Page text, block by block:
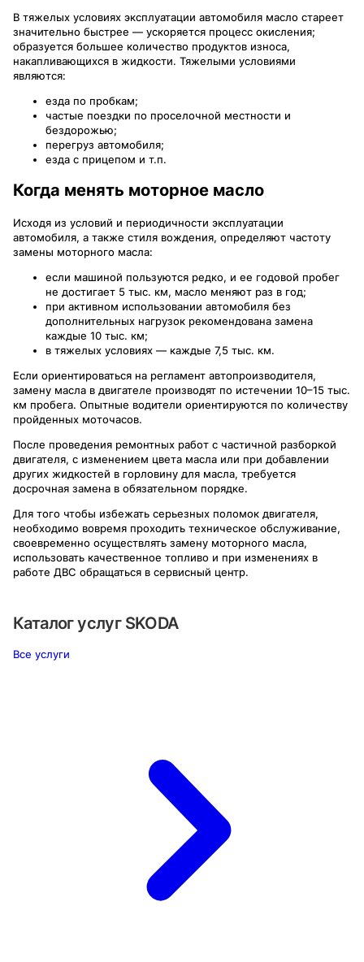
В тяжелых условиях эксплуатации автомобиля масло стареет
значительно быстрее — ускоряется процесс окисления;
образуется большее количество продуктов износа,
накапливающихся в жидкости. Тяжелыми условиями
являются:
езда по пробкам;
частые поездки по проселочной местности и
бездорожью;
перегруз автомобиля;
езда с прицепом и т.п.
Когда менять моторное масло
Исходя из условий и периодичности эксплуатации
автомобиля, а также стиля вождения, определяют частоту
замены моторного масла:
если машиной пользуются редко, и ее годовой пробег
не достигает 5 тыс. км, масло меняют раз в год;
при активном использовании автомобиля без
дополнительных нагрузок рекомендована замена
каждые 10 тыс. км;
в тяжелых условиях — каждые 7,5 тыс. км.
Если ориентироваться на регламент автопроизводителя,
замену масла в двигателе производят по истечении 10–15 тыс.
км пробега. Опытные водители ориентируются по количеству
пройденных моточасов.
После проведения ремонтных работ с частичной разборкой
двигателя, с изменением цвета масла или при добавлении
других жидкостей в горловину для масла, требуется
досрочная замена в обязательном порядке.
Для того чтобы избежать серьезных поломок двигателя,
необходимо вовремя проходить техническое обслуживание,
своевременно осуществлять замену моторного масла,
использовать качественное топливо и при изменениях в
работе ДВС обращаться в сервисный центр.
Каталог услуг SKODA
Все услуги